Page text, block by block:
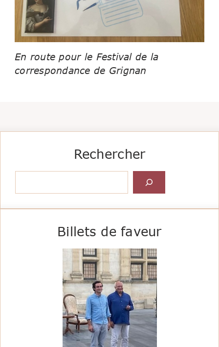
En route pour le Festival de la
correspondance de Grignan
Rechercher
Billets de faveur